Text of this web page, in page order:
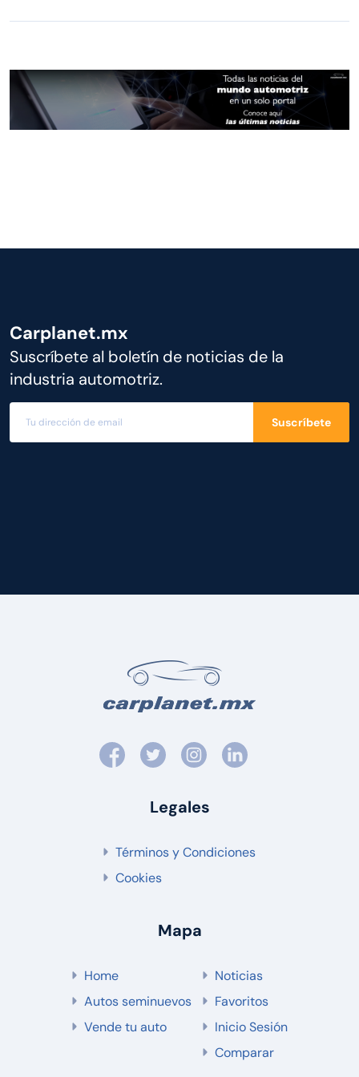
Carplanet.mx
Suscríbete al boletín de noticias de la
industria automotriz.
Suscríbete
Legales
Términos y Condiciones
Cookies
Mapa
Home
Autos seminuevos
Vende tu auto
Noticias
Favoritos
Inicio Sesión
Comparar